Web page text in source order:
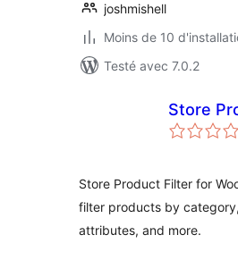
joshmishell
Moins de 10
Testé avec 7.0.2
Store
Store Product Filter for
filter products by
attributes, and more.